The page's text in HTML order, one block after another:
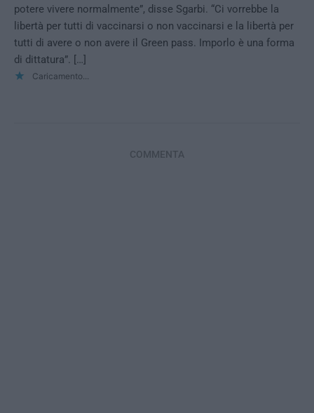
potere vivere normalmente”, disse Sgarbi. “Ci vorrebbe la
libertà per tutti di vaccinarsi o non vaccinarsi e la libertà per
tutti di avere o non avere il Green pass. Imporlo è una forma
di dittatura”. […]
Caricamento...
COMMENTA